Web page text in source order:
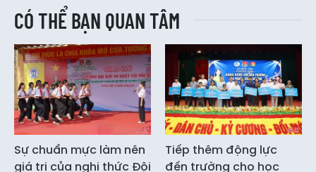
CÓ THỂ BẠN QUAN TÂM
Sự chuẩn mực làm nên
giá trị của nghi thức Đội
Tiếp thêm động lực
đến trường cho học